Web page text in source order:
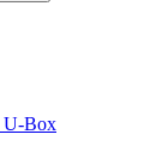
U-Box